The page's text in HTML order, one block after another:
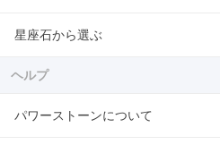
星座石から選ぶ
ヘルプ
パワーストーンについて